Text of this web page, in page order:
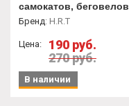
самокатов, беговелов
Бренд: H.R.T
Цена:
190 руб.
270 руб.
В наличии